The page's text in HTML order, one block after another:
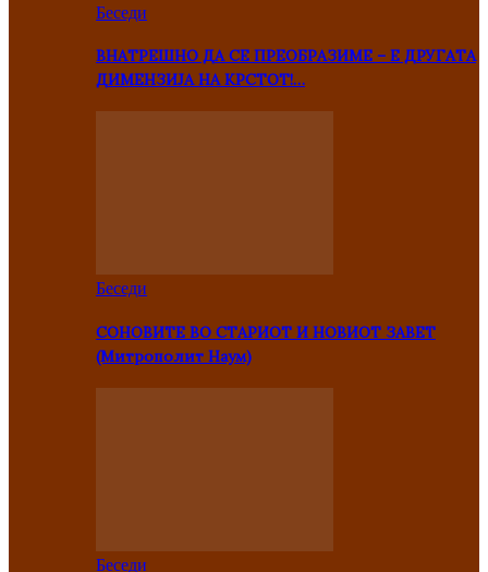
Беседи
ВНАТРЕШНО ДА СЕ ПРЕОБРАЗИМЕ – Е ДРУГАТА
ДИМЕНЗИЈА НА КРСТОТ!…
Беседи
СОНОВИТЕ ВО СТАРИОТ И НОВИОТ ЗАВЕТ
(Митрополит Наум)
Беседи